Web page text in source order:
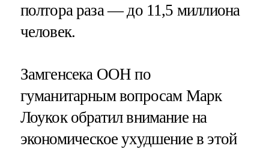
полтора раза — до 11,5 миллиона
человек.
Замгенсека ООН по
гуманитарным вопросам Марк
Лоукок обратил внимание на
экономическое ухудшение в этой